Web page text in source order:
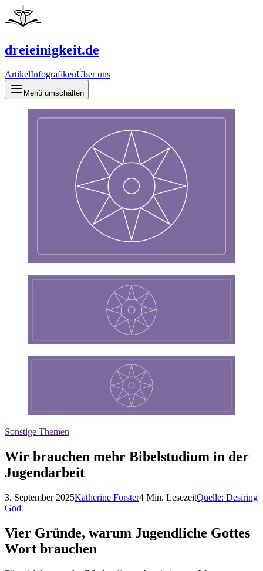
dreieinigkeit.de
ArtikelInfografikenÜber uns
Menü umschalten
Sonstige Themen
Wir brauchen mehr Bibelstudium in der
Jugendarbeit
3. September 2025Katherine Forster4 Min. LesezeitQuelle: Desiring
God
Vier Gründe, warum Jugendliche Gottes
Wort brauchen